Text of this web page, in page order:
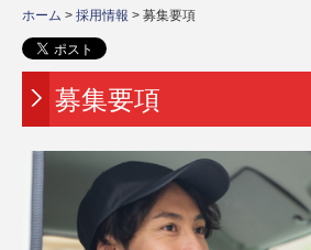
募集要項【倉庫内作業】
お知らせ
ホーム 採用情報 募集要項
募集要項